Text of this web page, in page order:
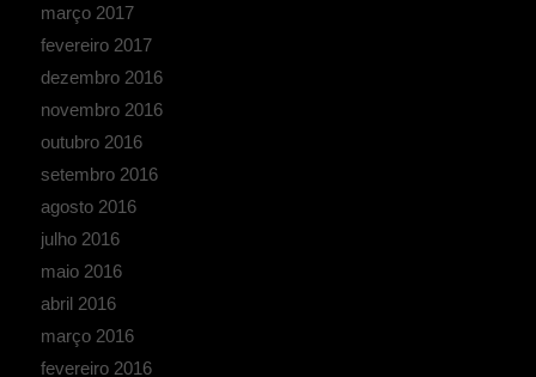
março 2017
fevereiro 2017
dezembro 2016
novembro 2016
outubro 2016
setembro 2016
agosto 2016
julho 2016
maio 2016
abril 2016
março 2016
fevereiro 2016